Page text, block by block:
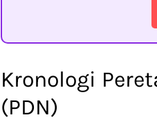
Kronologi
(PDN)